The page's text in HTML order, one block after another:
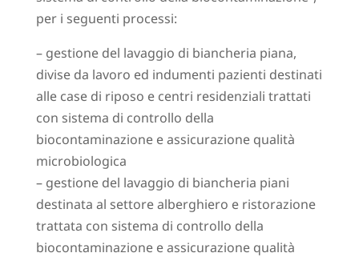
per i seguenti processi:
– gestione del lavaggio di biancheria piana,
divise da lavoro ed indumenti pazienti destinati
alle case di riposo e centri residenziali trattati
con sistema di controllo della
biocontaminazione e assicurazione qualità
microbiologica
– gestione del lavaggio di biancheria piani
destinata al settore alberghiero e ristorazione
trattata con sistema di controllo della
biocontaminazione e assicurazione qualità